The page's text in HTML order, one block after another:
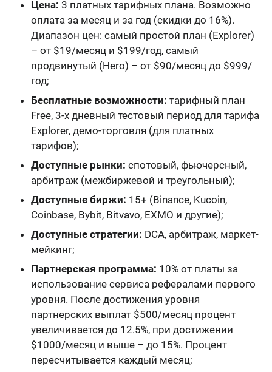
Цена: 3 платных тарифных плана. Возможно
оплата за месяц и за год (скидки до 16%).
Диапазон цен: самый простой план (Explorer)
– от $19/месяц и $199/год, самый
продвинутый (Hero) – от $90/месяц до $999/
год;
Бесплатные возможности: тарифный план
Free, 3-х дневный тестовый период для тарифа
Explorer, демо-торговля (для платных
тарифов);
Доступные рынки: спотовый, фьючерсный,
арбитраж (межбиржевой и треугольный);
Доступные биржи: 15+ (Binance, Kucoin,
Coinbase, Bybit, Bitvavo, EXMO и другие);
Доступные стратегии: DCA, арбитраж, маркет-
мейкинг;
Партнерская программа: 10% от платы за
использование сервиса рефералами первого
уровня. После достижения уровня
партнерских выплат $500/месяц процент
увеличивается до 12.5%, при достижении
$1000/месяц и выше – до 15%. Процент
пересчитывается каждый месяц;